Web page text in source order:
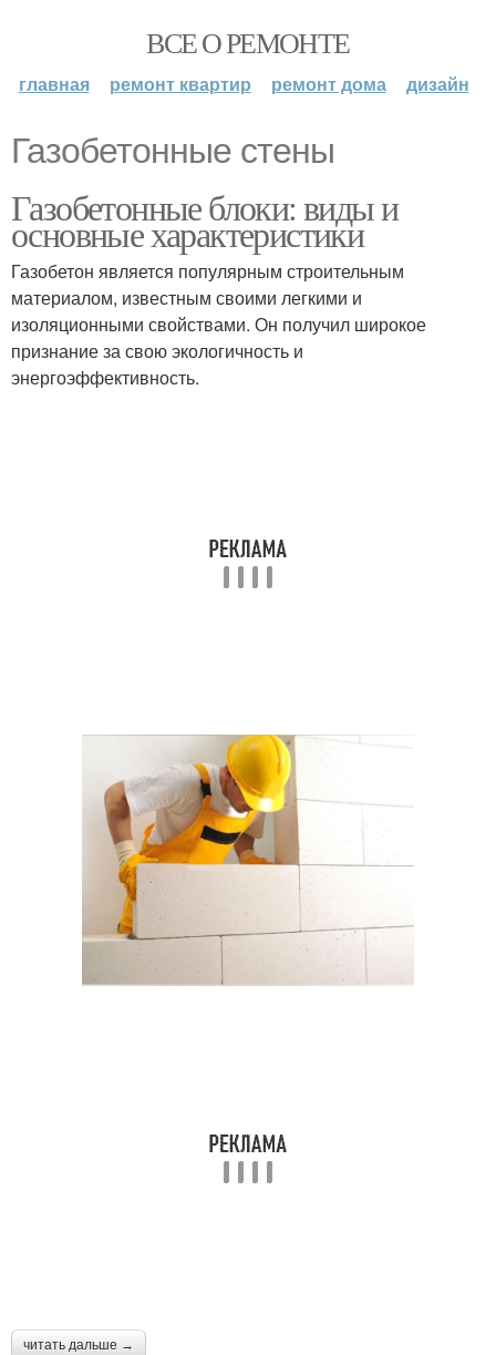
ВСЕ О РЕМОНТЕ
главная ремонт квартир ремонт дома дизайн
Газобетонные стены
Газобетонные блоки: виды и
основные характеристики
Газобетон является популярным строительным
материалом, известным своими легкими и
изоляционными свойствами. Он получил широкое
признание за свою экологичность и
энергоэффективность.
читать дальше →